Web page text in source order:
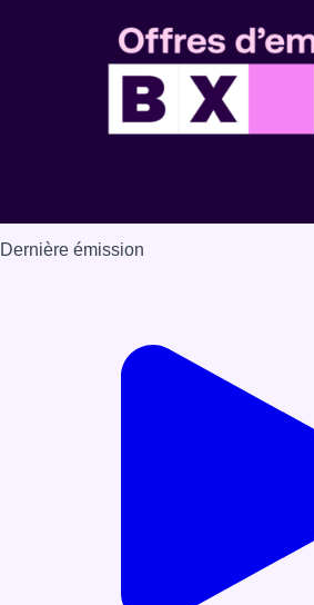
Dernière émission